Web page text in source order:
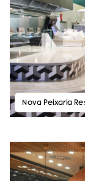
Nova Peixaria